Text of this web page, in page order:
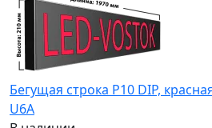
Бегущая строка Р10 DIP,
U6A